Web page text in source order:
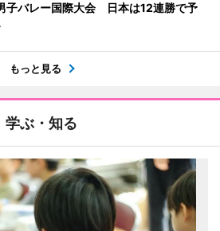
子バレー国際大会 日本は12連勝で予
もっと見る
学ぶ・知る